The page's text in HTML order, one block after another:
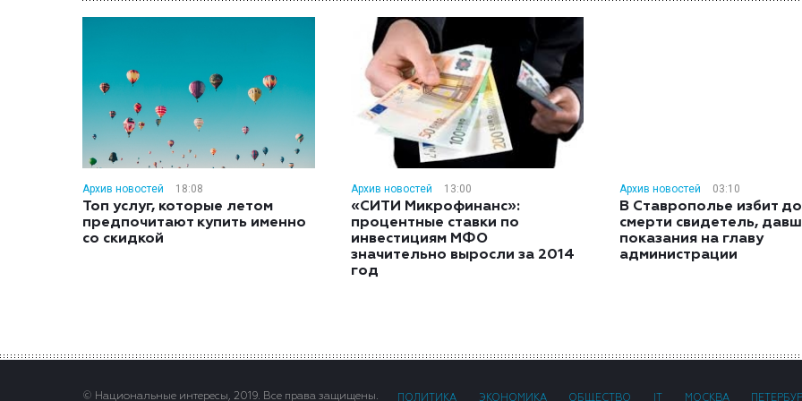
Архив новостей 18:08
Топ услуг, которые летом
предпочитают купить именно
со скидкой
Архив новостей 13:00
«СИТИ Микрофинанс»:
процентные ставки по
инвестициям МФО
значительно выросли за 2014
год
Архив новостей 03:10
В Ставрополье избит до
смерти свидетель,
показания на главу
администрации
© Национальные интересы, 2019. Все права защищены. ПОЛИТИКА ЭКОНОМИКА ОБЩЕСТВО МОСКВА